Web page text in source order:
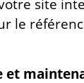
site
le
et